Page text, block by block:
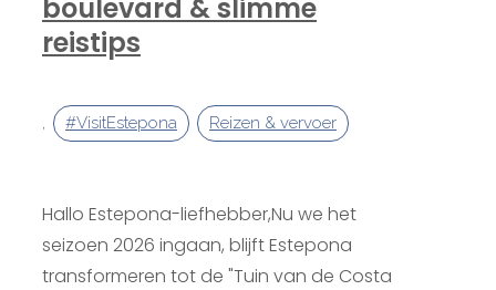
boulevard & slimme
reistips
#VisitEstepona
, Reizen & vervoer
Hallo Estepona-liefhebber,Nu we het
seizoen 2026 ingaan, blijft Estepona
transformeren tot de "Tuin van de Costa